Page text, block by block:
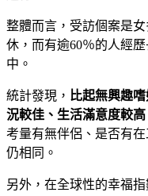
整體而言，受訪個案是
休，而有逾60％的人經
中。
統計發現， 比起無興趣
況較佳 、 生活滿意度較高
考量有無伴侶 、 是否有
仍相同。
另外，在全球性的幸福指